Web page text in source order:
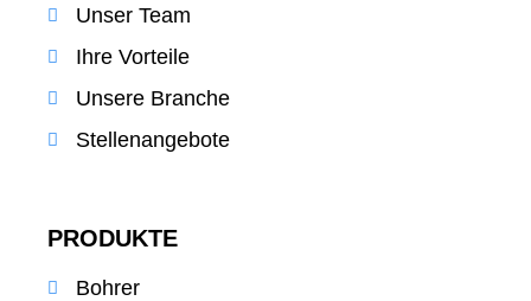
Unser Team
Ihre Vorteile
Unsere Branche
Stellenangebote
PRODUKTE
Bohrer